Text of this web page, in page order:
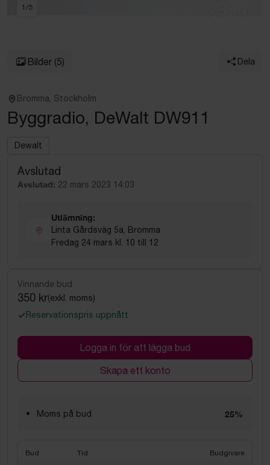
1 /5
Bilder (5) Dela
Bromma, Stockholm
Byggradio, DeWalt DW911
Dewalt
Avslutad
Avslutad: 22 mars 2023 14:03
Utlämning:
Linta Gårdsväg 5a, Bromma
Fredag 24 mars kl. 10 till 12
Vinnande bud
350 kr(exkl. moms)
Reservationspris uppnått
Logga in för att lägga bud
Skapa ett konto
Moms på bud 25%
Bud Tid Budgivare